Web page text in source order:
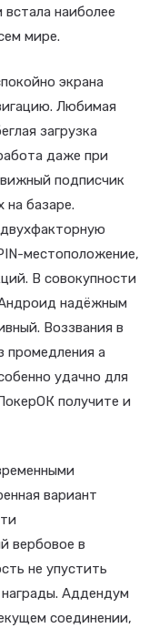
наиболее
мире.
экрана
Любимая
загрузка
даже при
подписчик
на базаре.
местоположение,
В совокупности
надёжным
Воззвания в
промедления а
удачно для
получите и
вариант
вербовое в
не упустить
Аддендум
соединении,